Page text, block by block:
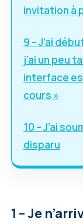
invitation à
9 – J’ai
j’ai un peu
interface
cours »
10 – J’ai
disparu
1 – Je